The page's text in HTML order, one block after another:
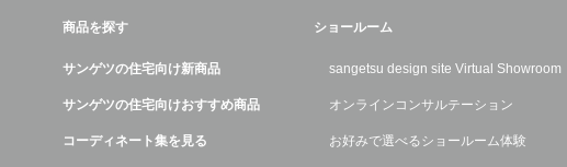
商品を探す
サンゲツの住宅向け新商品
サンゲツの住宅向けおすすめ商品
コーディネート集を見る
ショールーム
sangetsu design site Virtual Showroom
オンラインコンサルテーション
お好みで選べるショールーム体験